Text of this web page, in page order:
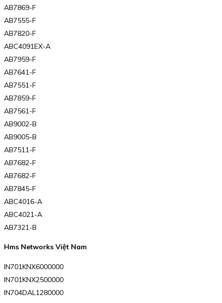
AB7869-F
AB7555-F
AB7820-F
ABC4091EX-A
AB7959-F
AB7641-F
AB7551-F
AB7859-F
AB7561-F
AB9002-B
AB9005-B
AB7511-F
AB7682-F
AB7682-F
AB7845-F
ABC4016-A
ABC4021-A
AB7321-B
Hms Networks Việt Nam
IN701KNX6000000
IN701KNX2500000
IN704DAL1280000